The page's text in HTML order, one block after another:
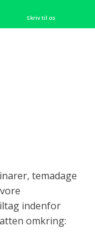
Skriv til os
temadage
indenfor
omkring: